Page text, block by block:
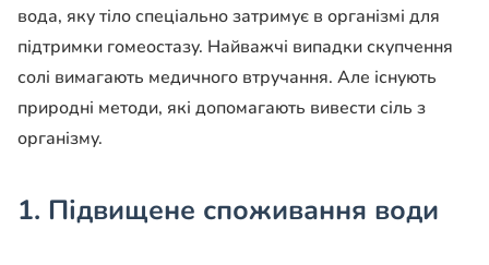
вода, яку тіло спеціально затримує в організмі для
підтримки гомеостазу. Найважчі випадки скупчення
солі вимагають медичного втручання. Але існують
природні методи, які допомагають вивести сіль з
організму.
1. Підвищене споживання води